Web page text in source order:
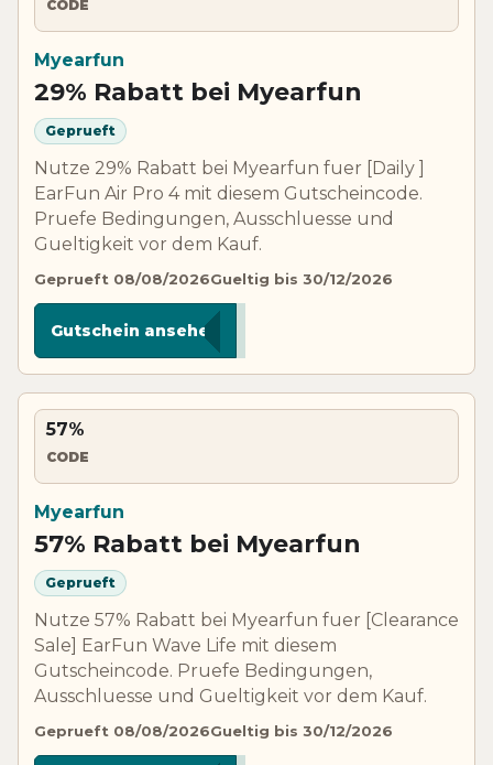
CODE
Myearfun
29% Rabatt bei Myearfun
Geprueft
Nutze 29% Rabatt bei Myearfun fuer [Daily ]
EarFun Air Pro 4 mit diesem Gutscheincode.
Pruefe Bedingungen, Ausschluesse und
Gueltigkeit vor dem Kauf.
Geprueft 08/08/2026Gueltig bis 30/12/2026
Gutschein ansehen
57%
CODE
Myearfun
57% Rabatt bei Myearfun
Geprueft
Nutze 57% Rabatt bei Myearfun fuer [Clearance
Sale] EarFun Wave Life mit diesem
Gutscheincode. Pruefe Bedingungen,
Ausschluesse und Gueltigkeit vor dem Kauf.
Geprueft 08/08/2026Gueltig bis 30/12/2026